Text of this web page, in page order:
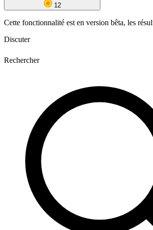
12
Cette fonctionnalité est en version bêta, les
Discuter
Rechercher